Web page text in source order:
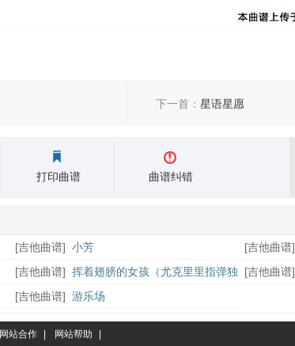
下一首： 星语星愿
打印曲谱 曲谱纠错
[吉他曲谱] 小芳 [吉他曲谱]
[吉他曲谱] 挥着翅膀的女孩（尤克里里指弹独
奏）
[吉他曲谱]
[吉他曲谱] 游乐场
网站合作 网站帮助